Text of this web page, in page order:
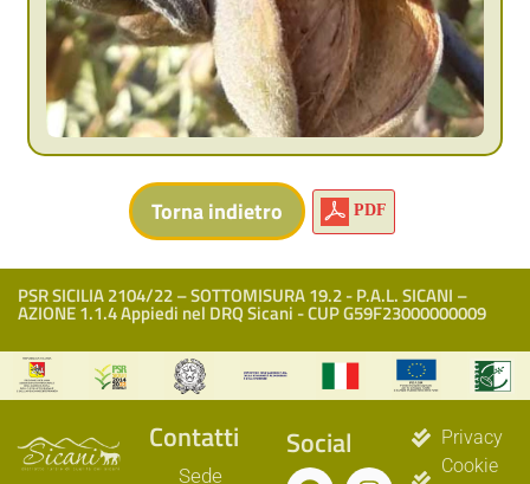
PDF
PSR SICILIA 2104/22 – SOTTOMISURA 19.2 - P.A.L. SICANI –
AZIONE 1.1.4 Appiedi nel DRQ Sicani - CUP G59F23000000009
Contatti
Sede
Social
Privacy
Cookie